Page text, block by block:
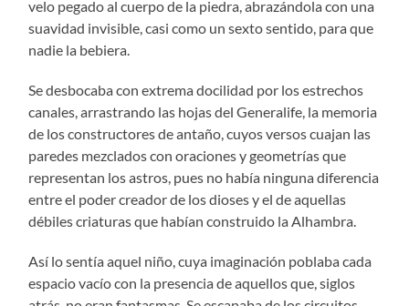
velo pegado al cuerpo de la piedra, abrazándola con una
suavidad invisible, casi como un sexto sentido, para que
nadie la bebiera.
Se desbocaba con extrema docilidad por los estrechos
canales, arrastrando las hojas del Generalife, la memoria
de los constructores de antaño, cuyos versos cuajan las
paredes mezclados con oraciones y geometrías que
representan los astros, pues no había ninguna diferencia
entre el poder creador de los dioses y el de aquellas
débiles criaturas que habían construido la Alhambra.
Así lo sentía aquel niño, cuya imaginación poblaba cada
espacio vacío con la presencia de aquellos que, siglos